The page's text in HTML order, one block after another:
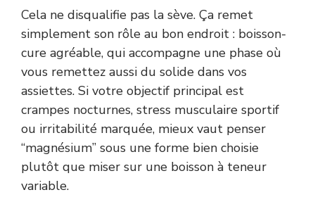
Cela ne disqualifie pas la sève. Ça remet
simplement son rôle au bon endroit : boisson-
cure agréable, qui accompagne une phase où
vous remettez aussi du solide dans vos
assiettes. Si votre objectif principal est
crampes nocturnes, stress musculaire sportif
ou irritabilité marquée, mieux vaut penser
“magnésium” sous une forme bien choisie
plutôt que miser sur une boisson à teneur
variable.